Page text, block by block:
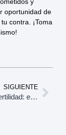
y
oportunidad de
contra. ¡Toma
SIGUIENTE
Preserva tu fertilidad: elige cuándo ser mamá, sin renunciar a tus sueños